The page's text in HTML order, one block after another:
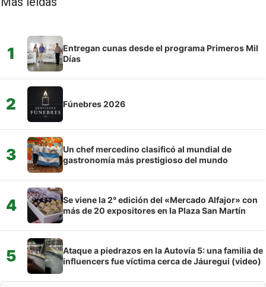
1
Entregan cunas desde el programa Primeros Mil
Días
2 Fúnebres 2026
3
Un chef mercedino clasificó al mundial de
gastronomía más prestigioso del mundo
4
Se viene la 2° edición del «Mercado Alfajor» con
más de 20 expositores en la Plaza San Martín
5
Ataque a piedrazos en la Autovía 5: una familia de
influencers fue víctima cerca de Jáuregui (video)